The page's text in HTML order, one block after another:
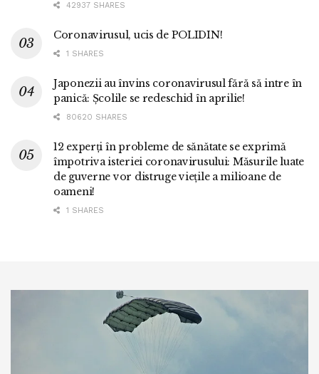
42937 SHARES
Coronavirusul, ucis de POLIDIN!
1 SHARES
Japonezii au învins coronavirusul fără să intre în
panică: Școlile se redeschid în aprilie!
80620 SHARES
12 experți în probleme de sănătate se exprimă
împotriva isteriei coronavirusului: Măsurile luate
de guverne vor distruge viețile a milioane de
oameni!
1 SHARES